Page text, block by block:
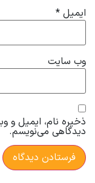
ایمیل *
وب‌ سایت
ذخیره نام، ایمیل و
دیدگاهی می‌نویسم.